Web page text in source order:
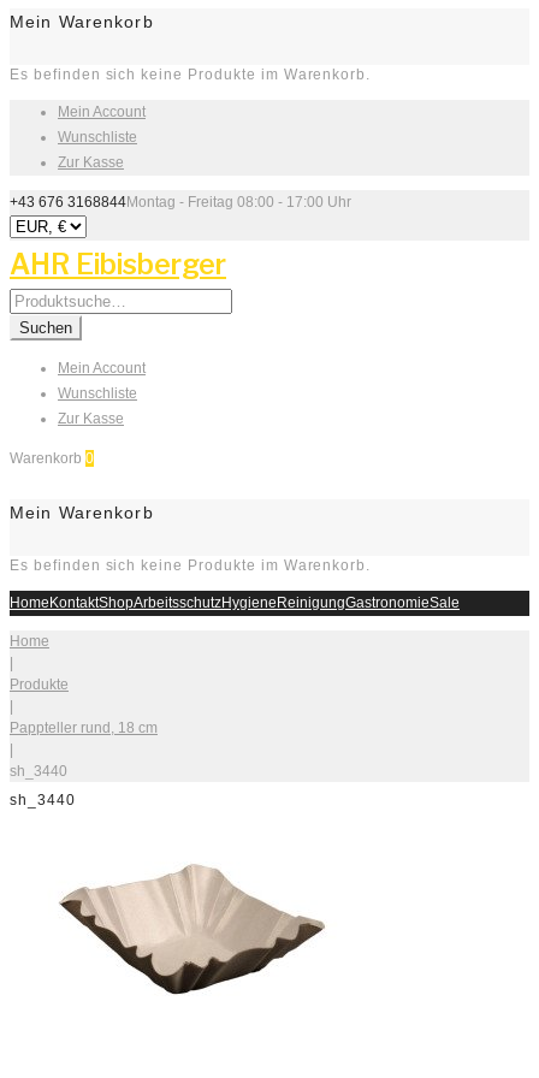
Mein Warenkorb
Es befinden sich keine Produkte im Warenkorb.
Mein Account
Wunschliste
Zur Kasse
+43 676 3168844Montag - Freitag 08:00 - 17:00 Uhr
AHR Eibisberger
Search
for:
Suchen
Mein Account
Wunschliste
Zur Kasse
Warenkorb 0
Mein Warenkorb
Es befinden sich keine Produkte im Warenkorb.
HomeKontaktShopArbeitsschutzHygieneReinigungGastronomieSale
Home
|
Produkte
|
Pappteller rund, 18 cm
|
sh_3440
sh_3440